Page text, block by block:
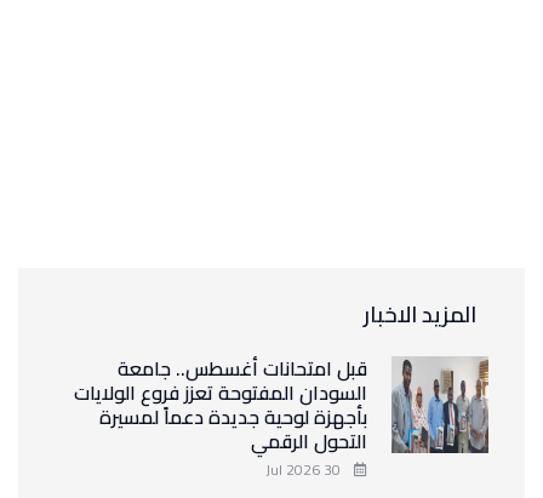
المزيد الاخبار
قبل امتحانات أغسطس.. جامعة
السودان المفتوحة تعزز فروع الولايات
بأجهزة لوحية جديدة دعماً لمسيرة
التحول الرقمي